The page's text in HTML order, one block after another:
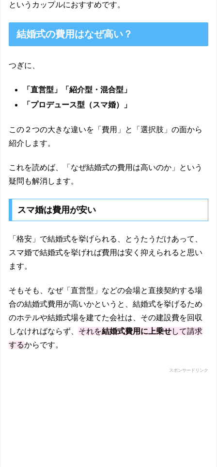
というカップルにおすすめです。
結婚式の費用はなぜ高い？
つぎに、
「直営型」「紹介型・混合型」
「プロデュース型（スマ婚）」
この２つの大きな違いを「費用」と「選択肢」の面から
紹介します。
これを読めば、「なぜ結婚式の費用は高いのか」という
疑問も解消します。
スマ婚は費用が安い
「格安」で結婚式を挙げられる、とうたうだけあって、
スマ婚で結婚式を挙げれば費用は安く抑えられると思い
ます。
そもそも、なぜ「直営型」などの会場と直接契約する場
合の結婚式費用が高いかというと、結婚式を挙げるため
のホテルや結婚式場を建てた会社は、その建設費を回収
しなければならず、 それを結婚式費用に上乗せして請求
するからです。
スポンサードリンク